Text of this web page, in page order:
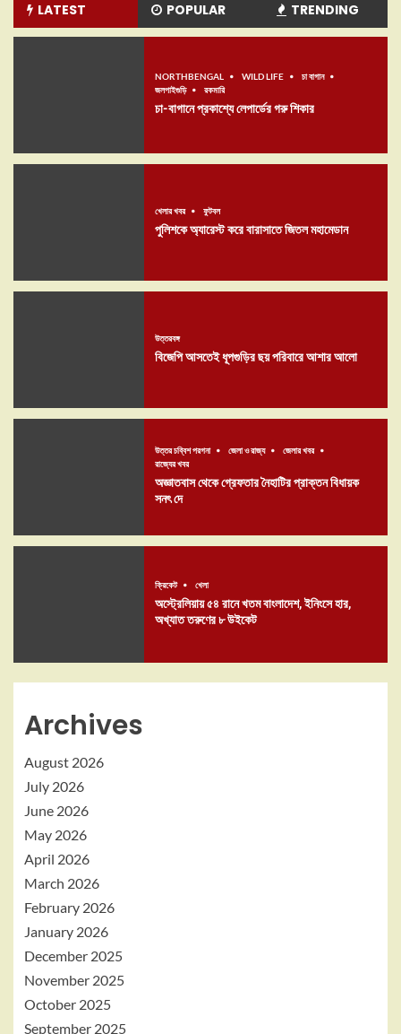
LATEST POPULAR TRENDING
NORTHBENGAL WILD LIFE
চা বাগান
জলপাইগুড়ি
রকমারি
চা-বাগানে প্রকাশ্যে লেপার্ডের গরু শিকার
খেলার খবর ফুটবল
পুলিশকে অ্যারেস্ট করে বারাসাতে জিতল মহামেডান
উত্তরবঙ্গ
বিজেপি আসতেই ধূপগুড়ির ছয় পরিবারে আশার আলো
উত্তর চব্বিশ পরগনা জেলা ও রাজ্য
জেলার খবর
রাজ্যের খবর
অজ্ঞাতবাস থেকে গ্রেফতার নৈহাটির প্রাক্তন বিধায়ক
সনৎ দে
ক্রিকেট খেলা
অস্ট্রেলিয়ায় ৫৪ রানে খতম বাংলাদেশ, ইনিংসে হার,
অখ্যাত তরুণের ৮ উইকেট
Archives
August 2026
July 2026
June 2026
May 2026
April 2026
March 2026
February 2026
January 2026
December 2025
November 2025
October 2025
September 2025